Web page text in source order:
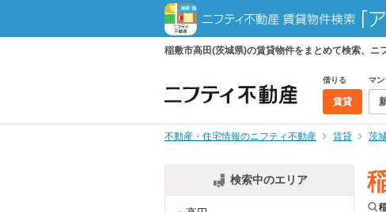
稲敷市高田(茨城県)の賃貸物件をまとめて検索、ニ
借りる
賃貸
マン
不動産・住宅情報のニフティ不動産 賃貸 茨
検索中のエリア